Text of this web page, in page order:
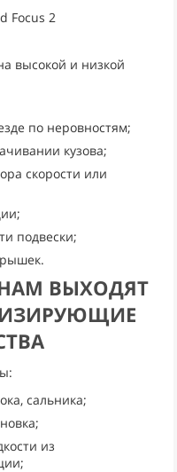
Focus 2
высокой и низкой
по неровностям;
кузова;
скорости или
подвески;
ВЫХОДЯТ
сальника;
из